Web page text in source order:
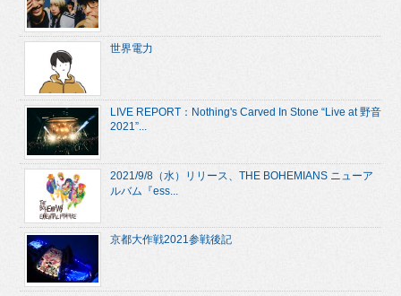
世界電力
LIVE REPORT：Nothing's Carved In Stone “Live at 野音
2021”...
2021/9/8（水）リリース、THE BOHEMIANS ニューア
ルバム『ess...
京都大作戦2021参戦後記